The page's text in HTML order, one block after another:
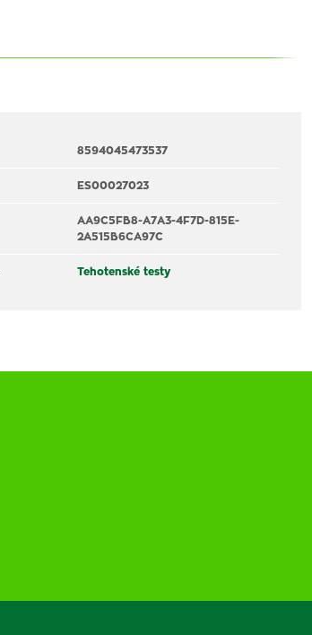
8594045473537
ES00027023
AA9C5FB8-A7A3-4F7D-815E-
2A515B6CA97C
Tehotenské testy